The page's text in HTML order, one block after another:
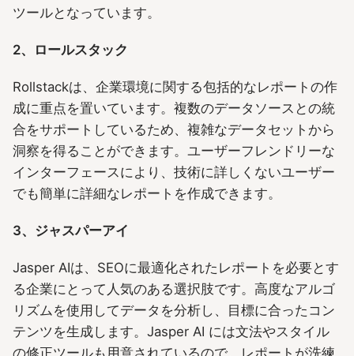
ツールとなっています。
2、ロールスタック
Rollstackは、企業環境に関する包括的なレポートの作
成に重点を置いています。複数のデータソースとの統
合をサポートしているため、複雑なデータセットから
洞察を得ることができます。ユーザーフレンドリーな
インターフェースにより、技術に詳しくないユーザー
でも簡単に詳細なレポートを作成できます。
3、ジャスパーアイ
Jasper AIは、SEOに最適化されたレポートを必要とす
る企業にとって人気のある選択肢です。高度なアルゴ
リズムを使用してデータを分析し、目標に合ったコン
テンツを生成します。Jasper AI には文法やスタイル